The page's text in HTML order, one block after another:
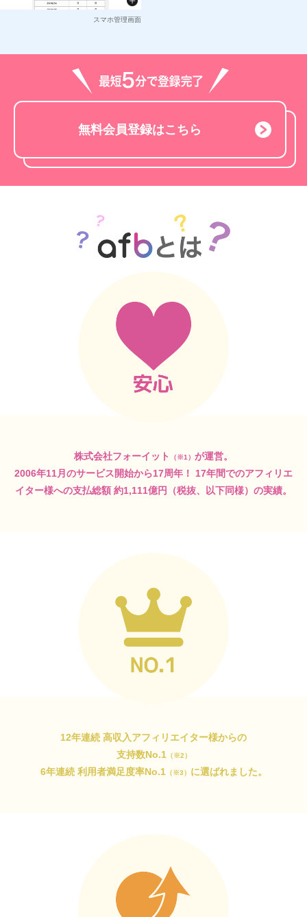
スマホ管理画面
無料会員登録はこちら
株式会社フォーイット （※1） が運営。
2006年11月のサービス開始から17周年！
17年間でのアフィリエ
イター様への支払総額 約1,111億円（税抜、以下同様）の実績。
12年連続 高収入アフィリエイター様からの
支持数No.1（※2）
6年連続 利用者満足度率No.1（※3） に選ばれました。